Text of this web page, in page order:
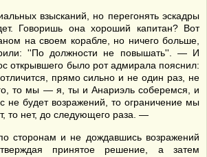
взысканий, но перегонять эскадры
Говоришь она хороший капитан? Вот
на своем корабле, но ничего больше,
''По должности не повышать''. — И
открывшего было рот адмирала пояснил:
прямо сильно и не один раз, не
то мы — я, ты и Анариэль соберемся, и
не будет возражений, то ограничение мы
то нет, до следующего раза. —
сторонам и не дождавшись возражений
принятое решение, а затем